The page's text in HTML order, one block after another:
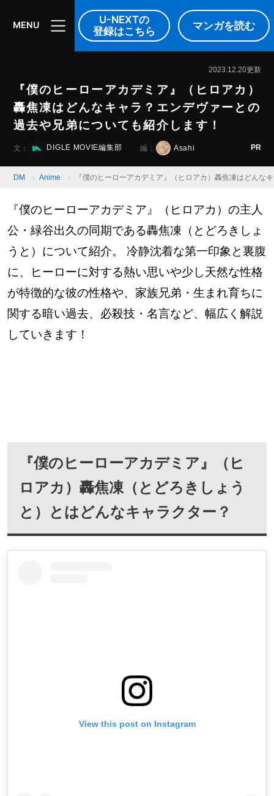
DIGLE MOVIE 音楽
MENU
U-NEXTの
登録はこちら
マンガを読む
2023.12.20更新
『僕のヒーローアカデミア』（ヒロアカ）
轟焦凍はどんなキャラ？エンデヴァーとの
過去や兄弟についても紹介します！
文： DIGLE MOVIE編集部 編： Asahi PR
DM Anime 『僕のヒーローアカデミア』（ヒロアカ）轟焦凍はどん
『僕のヒーローアカデミア』（ヒロアカ）の主人
公・緑谷出久の同期である轟焦凍（とどろきしょ
うと）について紹介。 冷静沈着な第一印象と裏腹
に、ヒーローに対する熱い思いや少し天然な性格
が特徴的な彼の性格や、家族兄弟・生まれ育ちに
関する暗い過去、必殺技・名言など、幅広く解説
していきます！
『僕のヒーローアカデミア』（ヒ
ロアカ）轟焦凍（とどろきしょう
と）とはどんなキャラクター？
View this post on Instagram